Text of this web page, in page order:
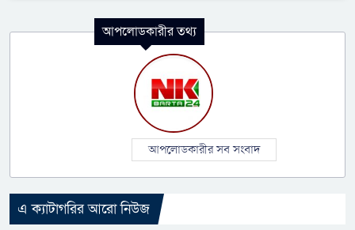
আপলোডকারীর তথ্য
আপলোডকারীর সব সংবাদ
এ ক্যাটাগরির আরো নিউজ